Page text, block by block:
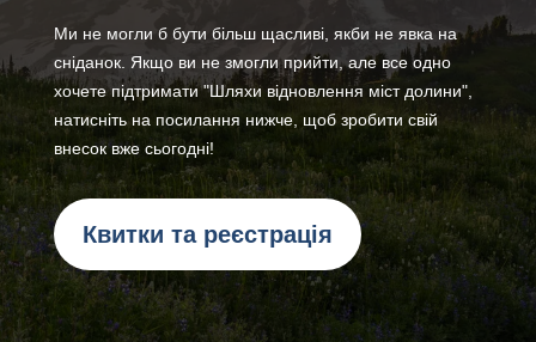
Ми не могли б бути більш щасливі, якби не явка на
сніданок. Якщо ви не змогли прийти, але все одно
хочете підтримати "Шляхи відновлення міст долини",
натисніть на посилання нижче, щоб зробити свій
внесок вже сьогодні!
Квитки та реєстрація